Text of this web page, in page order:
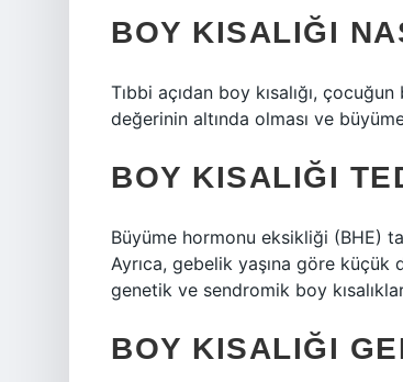
BOY KISALIĞI
Tıbbi açıdan boy kısalığı,
değerinin altında olması ve
BOY KISALIĞI
Büyüme hormonu eksikliği (BHE)
Ayrıca, gebelik yaşına göre
genetik ve sendromik boy
BOY KISALIĞI